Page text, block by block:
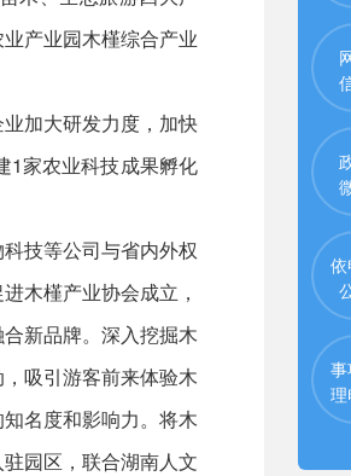
产业园木槿综合产业
加大研发力度，加快
1家农业科技成果孵化
技等公司与省内外权
木槿产业协会成立，
新品牌。深入挖掘木
吸引游客前来体验木
名度和影响力。将木
园区，联合湖南人文